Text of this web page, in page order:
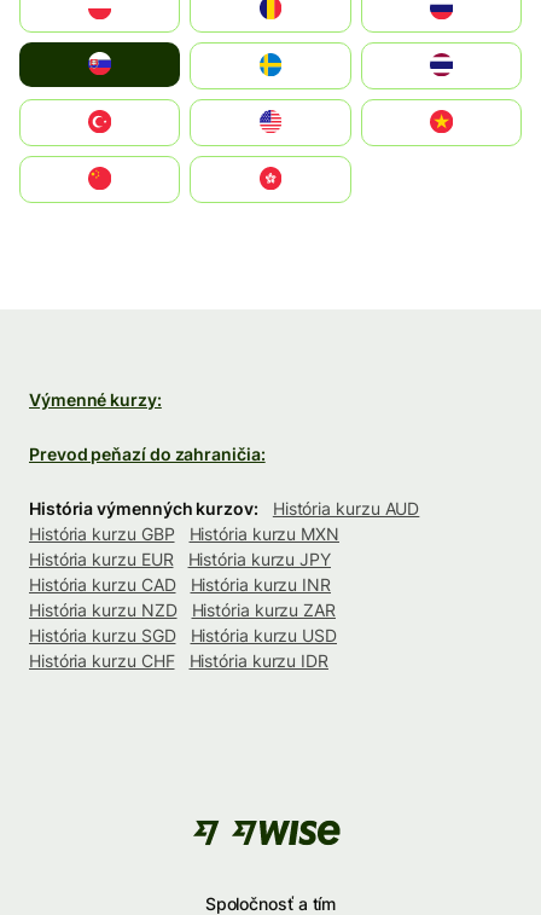
United States
中國香港特別行政區
Výmenné kurzy:
Prevod peňazí do zahraničia:
História výmenných kurzov:
História kurzu AUD
História kurzu GBP
História kurzu MXN
História kurzu EUR
História kurzu JPY
História kurzu CAD
História kurzu INR
História kurzu NZD
História kurzu ZAR
História kurzu SGD
História kurzu USD
História kurzu CHF
História kurzu IDR
Spoločnosť a tím